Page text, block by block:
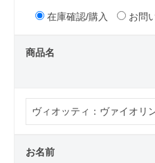
在庫確認/購入 お問
商品名
お名前